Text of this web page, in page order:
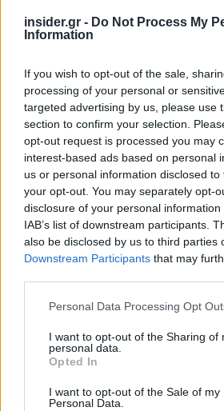
insider.gr - Do Not Process My
Information
If you wish to opt-out of the sale,
processing of your personal or
targeted advertising by us, please use
section to confirm your selection.
opt-out request is processed you may
interest-based ads based on personal
us or personal information disclosed
your opt-out. You may separately opt-
disclosure of your personal
IAB’s list of downstream participants.
also be disclosed by us to third parties
Downstream Participants that may
Please note that this website/app uses
not limited to your visit or usage
grant or deny consent to Google and
use your data for below specified
consent section.
Personal Data Processing Opt
I want to opt-out of the Sharing of
personal data.
Opted In
I want to opt-out of the Sale of my
Personal Data.